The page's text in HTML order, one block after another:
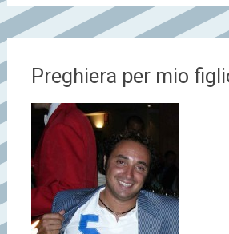
Preghiera per mio